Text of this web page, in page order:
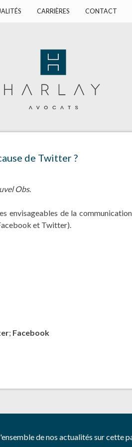
CARRIÈRES CONTACT
de Twitter ?
Obs.
envisageables de la
et Twitter).
; Facebook
de nos actualités sur cette